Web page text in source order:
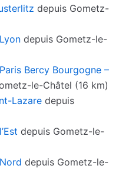
depuis Gometz-
depuis Gometz-le-
Bercy Bourgogne –
le-Châtel (16 km)
Lazare depuis
depuis Gometz-le-
depuis Gometz-le-